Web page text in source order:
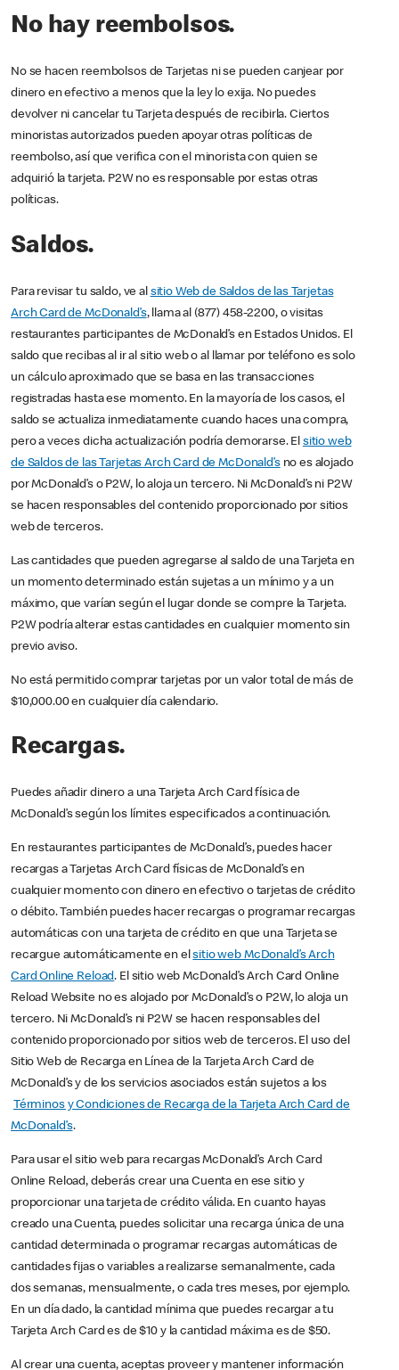
No hay reembolsos.
No se hacen reembolsos de Tarjetas ni se pueden canjear por
dinero en efectivo a menos que la ley lo exija. No puedes
devolver ni cancelar tu Tarjeta después de recibirla. Ciertos
minoristas autorizados pueden apoyar otras políticas de
reembolso, así que verifica con el minorista con quien se
adquirió la tarjeta. P2W no es responsable por estas otras
políticas.
Saldos.
Para revisar tu saldo, ve al sitio Web de Saldos de las Tarjetas
Arch Card de McDonald’s, llama al (877) 458-2200, o visitas
restaurantes participantes de McDonald’s en Estados Unidos. El
saldo que recibas al ir al sitio web o al llamar por teléfono es solo
un cálculo aproximado que se basa en las transacciones
registradas hasta ese momento. En la mayoría de los casos, el
saldo se actualiza inmediatamente cuando haces una compra,
pero a veces dicha actualización podría demorarse. El sitio web
de Saldos de las Tarjetas Arch Card de McDonald’sno es alojado
por McDonald’s o P2W, lo aloja un tercero. Ni McDonald’s ni P2W
se hacen responsables del contenido proporcionado por sitios
web de terceros.
Las cantidades que pueden agregarse al saldo de una Tarjeta en
un momento determinado están sujetas a un mínimo y a un
máximo, que varían según el lugar donde se compre la Tarjeta.
P2W podría alterar estas cantidades en cualquier momento sin
previo aviso.
No está permitido comprar tarjetas por un valor total de más de
$10,000.00 en cualquier día calendario.
Recargas.
Puedes añadir dinero a una Tarjeta Arch Card física de
McDonald’s según los límites especificados a continuación.
En restaurantes participantes de McDonald’s, puedes hacer
recargas a Tarjetas Arch Card físicas de McDonald’s en
cualquier momento con dinero en efectivo o tarjetas de crédito
o débito. También puedes hacer recargas o programar recargas
automáticas con una tarjeta de crédito en que una Tarjeta se
recargue automáticamente en elsitio web McDonald’s Arch
Card Online Reload. El sitio web McDonald’s Arch Card Online
Reload Website no es alojado por McDonald’s o P2W, lo aloja un
tercero. Ni McDonald’s ni P2W se hacen responsables del
contenido proporcionado por sitios web de terceros. El uso del
Sitio Web de Recarga en Línea de la Tarjeta Arch Card de
McDonald’s y de los servicios asociados están sujetos a los
Términos y Condiciones de Recarga de la Tarjeta Arch Card de
McDonald’s.
Para usar el sitio web para recargas McDonald’s Arch Card
Online Reload, deberás crear una Cuenta en ese sitio y
proporcionar una tarjeta de crédito válida. En cuanto hayas
creado una Cuenta, puedes solicitar una recarga única de una
cantidad determinada o programar recargas automáticas de
cantidades fijas o variables a realizarse semanalmente, cada
dos semanas, mensualmente, o cada tres meses, por ejemplo.
En un día dado, la cantidad mínima que puedes recargar a tu
Tarjeta Arch Card es de $10 y la cantidad máxima es de $50.
Al crear una cuenta, aceptas proveer y mantener información